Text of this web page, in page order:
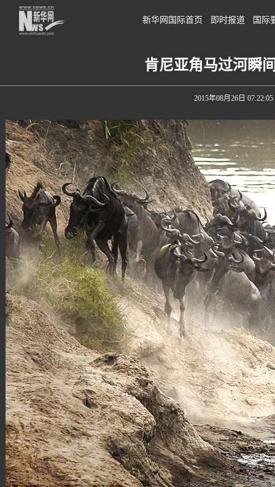
新华网国际首页 即时报道 国际
肯尼亚角马过河瞬
2015年08月26日 07:22:05